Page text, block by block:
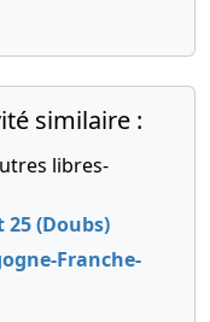
similaire :
libres-
(Doubs)
Franche-